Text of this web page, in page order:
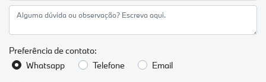
Preferência de contato:
Whatsapp
Telefone Email